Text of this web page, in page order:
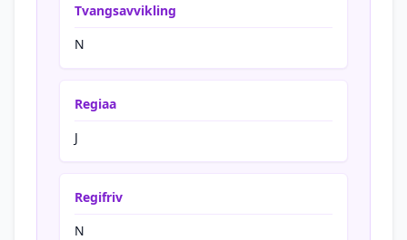
Tvangsavvikling
N
Regiaa
J
Regifriv
N